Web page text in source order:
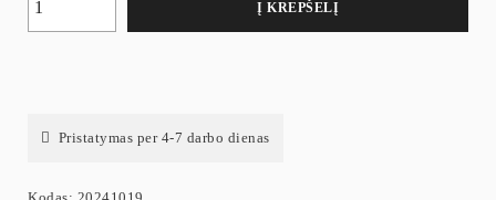
Į KREPŠELĮ
Pristatymas per 4-7 darbo dienas